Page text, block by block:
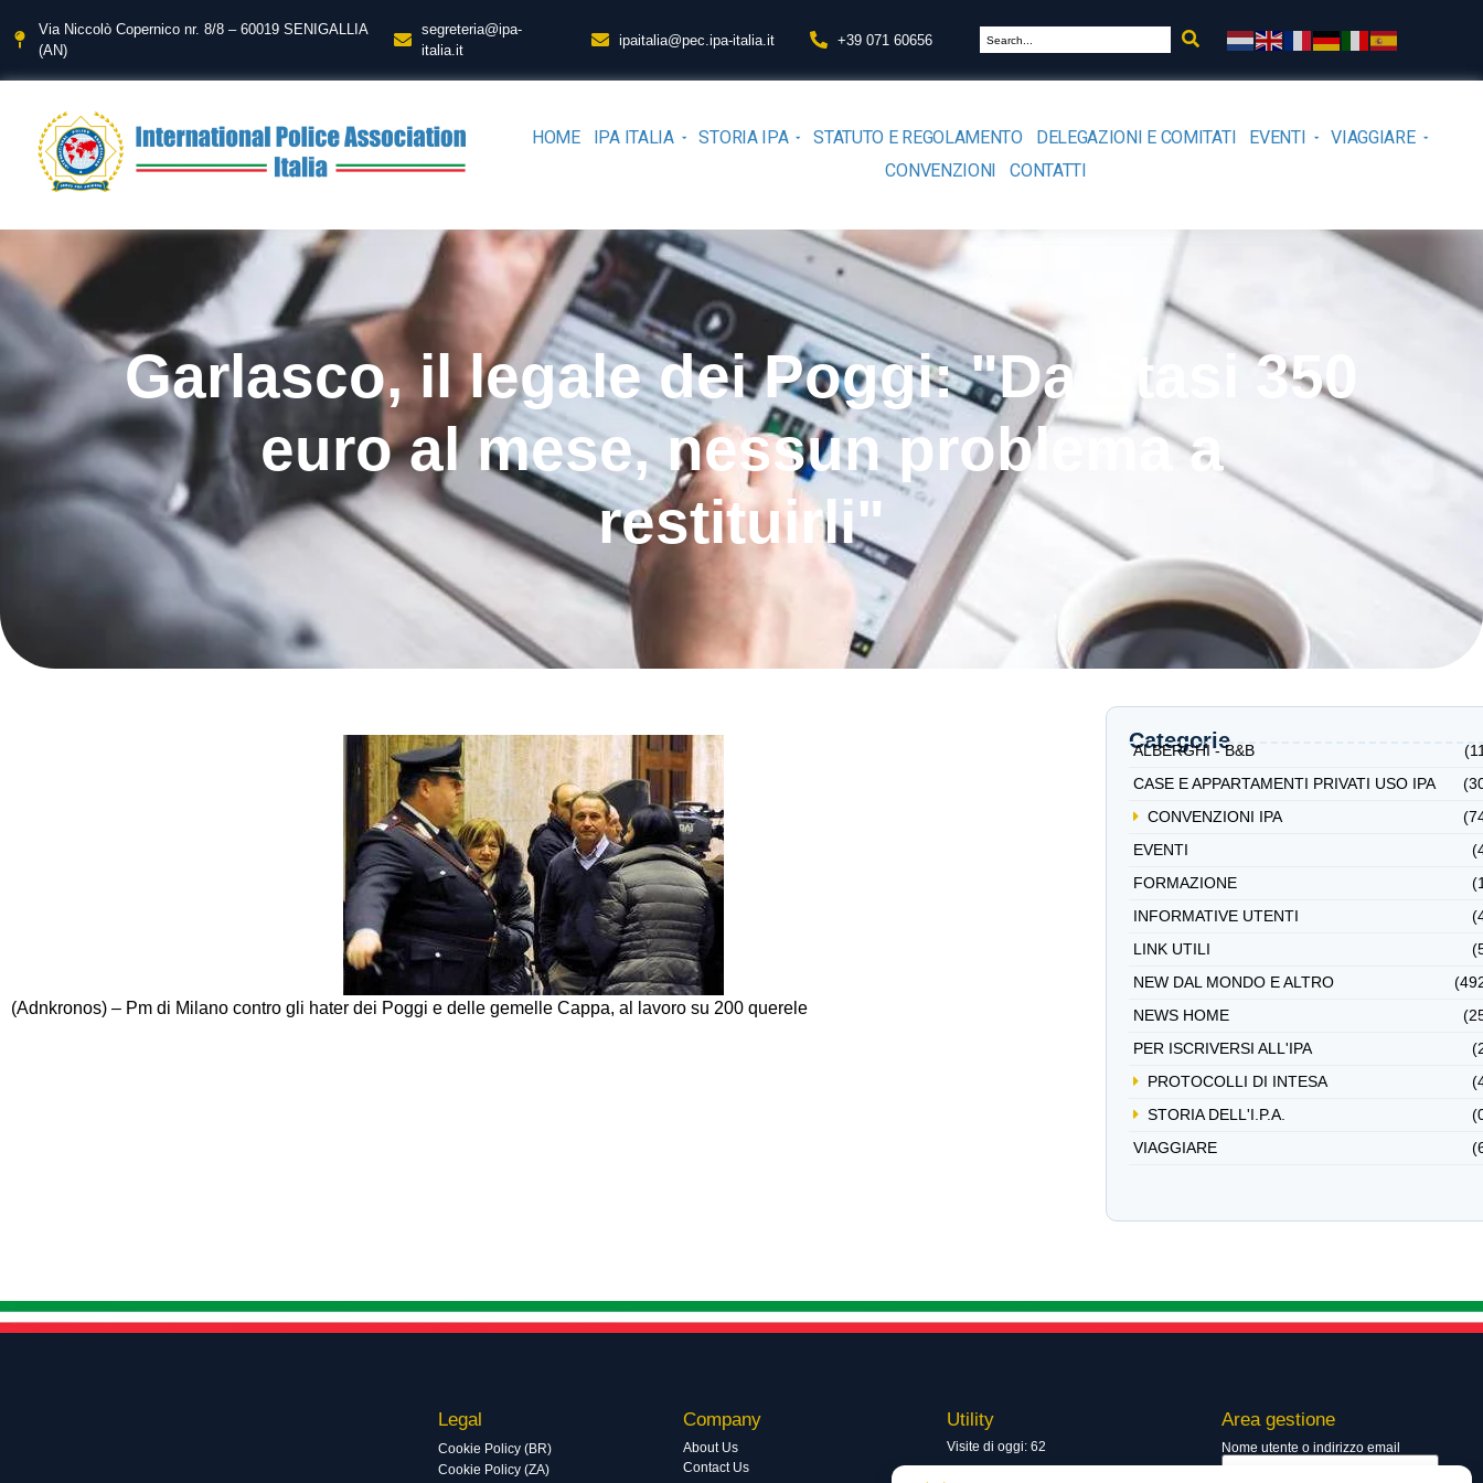
Via Niccolò Copernico nr. 8/8 – 60019 SENIGALLIA
(AN)
segreteria@ipa-
italia.it
ipaitalia@pec.ipa-italia.it +39 071 60656
HOME IPA ITALIA STORIA IPA STATUTO E REGOLAMENTO DELEGAZIONI E COMITATI EVENTI
VIAGGIARE
CONVENZIONI
CONTATTI
Garlasco, il legale dei Poggi: "Da Stasi 350
euro al mese, nessun problema a
restituirli"
(Adnkronos) – Pm di Milano contro gli hater dei Poggi e delle gemelle Cappa, al lavoro su 200 querele
Categorie
ALBERGHI - B&B
CASE E APPARTAMENTI PRIVATI USO IPA
CONVENZIONI IPA
EVENTI
FORMAZIONE
INFORMATIVE UTENTI
LINK UTILI
NEW DAL MONDO E ALTRO
NEWS HOME
PER ISCRIVERSI ALL'IPA
PROTOCOLLI DI INTESA
STORIA DELL'I.P.A.
VIAGGIARE
Legal
Cookie Policy (BR)
Cookie Policy (ZA)
Company
About Us
Contact Us
Utility
Visite di oggi: 62
Visite totali: 13718
Area gestione
Nome utente o indirizzo email